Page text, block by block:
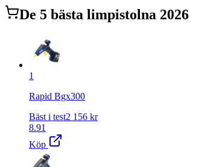
De 5 bästa limpistolna 2026
1
Rapid Bgx300
Bäst i test2 156 kr
8.91
Köp